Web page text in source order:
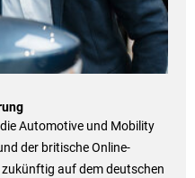
Automotive und Mobility
der britische Online-
auf dem deutschen